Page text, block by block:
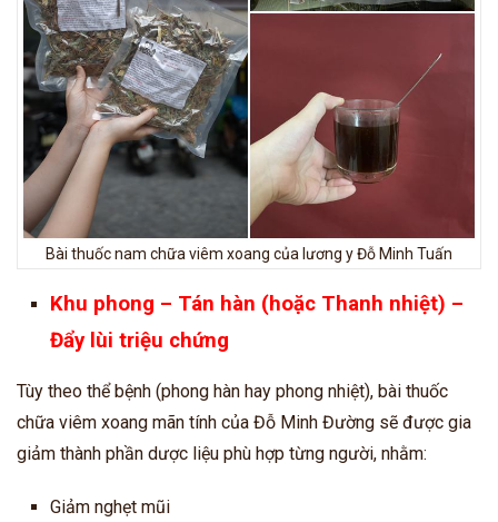
Bài thuốc nam chữa viêm xoang của lương y Đỗ Minh Tuấn
Khu phong – Tán hàn (hoặc Thanh nhiệt) –
Đẩy lùi triệu chứng
Tùy theo thể bệnh (phong hàn hay phong nhiệt), bài thuốc
chữa viêm xoang mãn tính của Đỗ Minh Đường sẽ được gia
giảm thành phần dược liệu phù hợp từng người, nhằm:
Giảm nghẹt mũi